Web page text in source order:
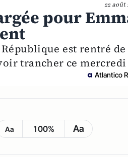
22 août
pour
est rentré
trancher ce
Atlantico
Aa 100% Aa